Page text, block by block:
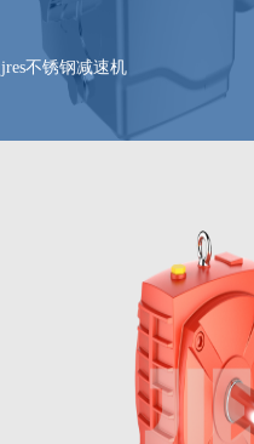
jres不锈钢减速机